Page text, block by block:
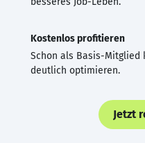
Kostenlos profitieren
Schon als Basis-Mitglied
deutlich optimieren.
Jetzt